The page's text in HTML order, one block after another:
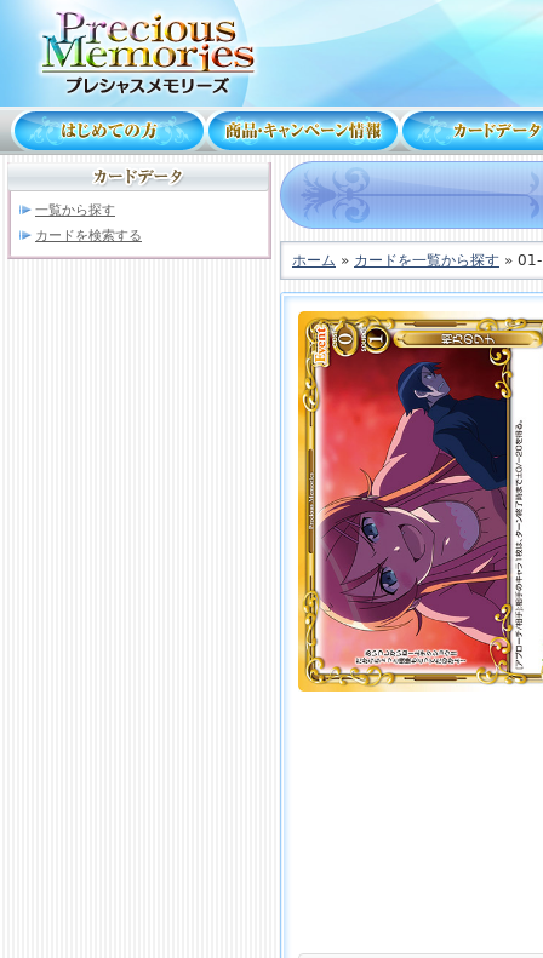
一覧から探す
カードを検索する
ホーム » カードを一覧から探す »